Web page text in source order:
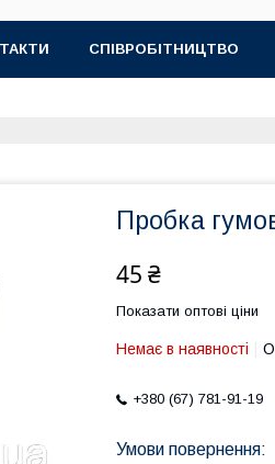
СПІВРОБІТНИЦТВО
Пробка
45 ₴
Показати оптові ціни
Немає в наявності
+380 (67) 781-91-19